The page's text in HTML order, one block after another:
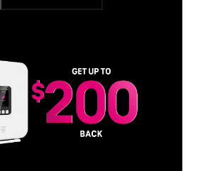
S26 Series.
Obtén Galaxy AI como tu compañero personal y tu
funcionará mejor y con mayor potencia que nunca